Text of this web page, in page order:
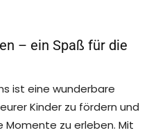
– ein Spaß für die
ist eine wunderbare
Kinder zu fördern und
zu erleben. Mit